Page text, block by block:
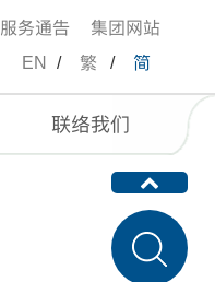
服务通告
集团网站
EN
/ 繁 / 简
联络我们